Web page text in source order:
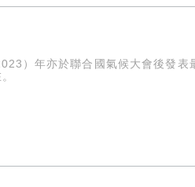
）年亦於聯合國氣候大會後發表